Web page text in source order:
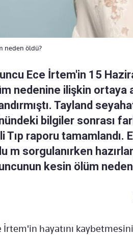
neden öldü?
Ece İrtem'in 15
nedenine ilişkin ortaya
Tayland
bilgiler sonrası
Tıp raporu
m sorgulanırken
kesin ölüm
İrtem'in hayatını